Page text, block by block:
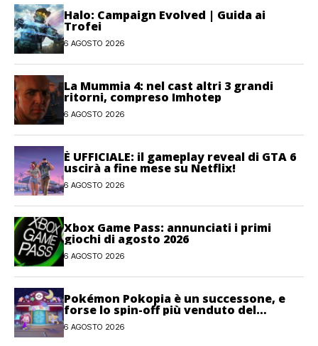
Halo: Campaign Evolved | Guida ai
Trofei
6 AGOSTO 2026
La Mummia 4: nel cast altri 3 grandi
ritorni, compreso Imhotep
6 AGOSTO 2026
È UFFICIALE: il gameplay reveal di GTA 6
uscirà a fine mese su Netflix!
6 AGOSTO 2026
Xbox Game Pass: annunciati i primi
giochi di agosto 2026
6 AGOSTO 2026
Pokémon Pokopia è un successone, e
forse lo spin-off più venduto del
franchise
6 AGOSTO 2026